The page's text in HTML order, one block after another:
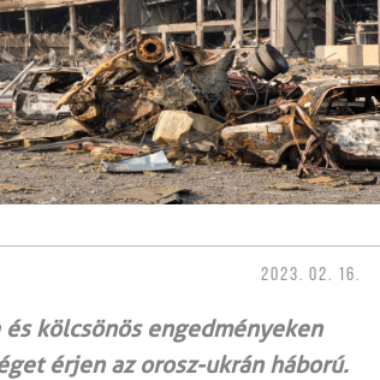
2023. 02. 16.
kölcsönös engedményeken
érjen az orosz-ukrán háború.